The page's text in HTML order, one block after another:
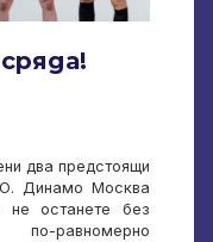
два предстоящи
Динамо Москва
останете без
равномерно